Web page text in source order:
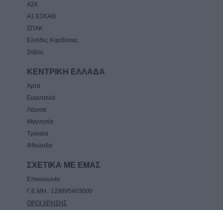
ΑΣΚ
Α1 ΕΣΚΑΘ
ΣΠΑΚ
Ελπίδες Καρδίτσας
Στίβος
ΚΕΝΤΡΙΚΗ ΕΛΛΑΔΑ
Άρτα
Ευρυτανία
Λάρισα
Μαγνησία
Τρίκαλα
Φθιώτιδα
ΣΧΕΤΙΚΑ ΜΕ ΕΜΑΣ
Επικοινωνία
Γ.Ε.ΜΗ.: 129895403000
ΟΡΟΙ ΧΡΗΣΗΣ